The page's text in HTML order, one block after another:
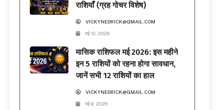
राशियाँ (ग्रह गोचर विशेष)
VICKYNEDRICK@GMAIL.COM
मई 10, 2026
मासिक राशिफल मई 2026: इस महीने
इन 5 राशियों को रहना होगा सावधान,
जानें सभी 12 राशियों का हाल
VICKYNEDRICK@GMAIL.COM
मई 9, 2026